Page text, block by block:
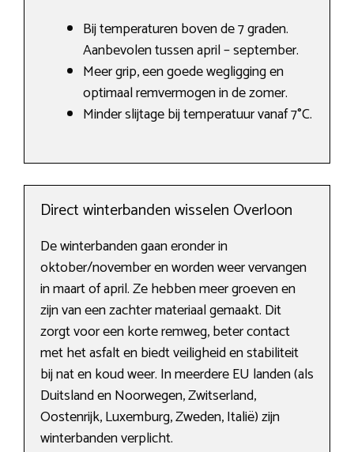
Bij temperaturen boven de 7 graden.
Aanbevolen tussen april – september.
Meer grip, een goede wegligging en
optimaal remvermogen in de zomer.
Minder slijtage bij temperatuur vanaf 7°C.
Direct winterbanden wisselen Overloon
De winterbanden gaan eronder in
oktober/november en worden weer vervangen
in maart of april. Ze hebben meer groeven en
zijn van een zachter materiaal gemaakt. Dit
zorgt voor een korte remweg, beter contact
met het asfalt en biedt veiligheid en stabiliteit
bij nat en koud weer. In meerdere EU landen (als
Duitsland en Noorwegen, Zwitserland,
Oostenrijk, Luxemburg, Zweden, Italië) zijn
winterbanden verplicht.